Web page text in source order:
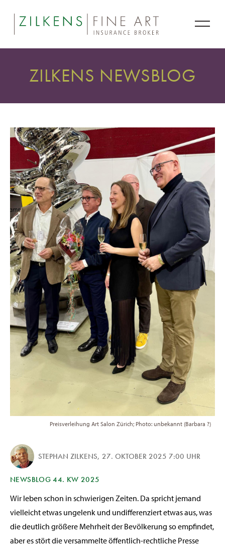
ZILKENS NEWSBLOG
Preisverleihung Art Salon Zürich; Photo: unbekannt (Barbara ?)
STEPHAN ZILKENS, 27. OKTOBER 2025 7:00 UHR
NEWSBLOG 44. KW 2025
Wir leben schon in schwierigen Zeiten. Da spricht jemand
vielleicht etwas ungelenk und undifferenziert etwas aus, was
die deutlich größere Mehrheit der Bevölkerung so empfindet,
aber es stört die versammelte öffentlich-rechtliche Presse